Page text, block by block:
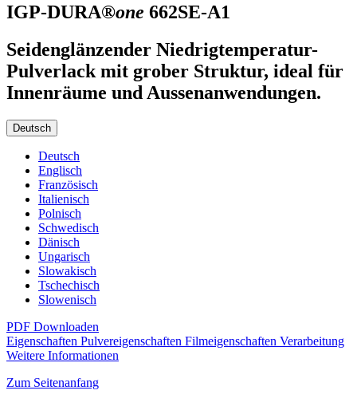
IGP-DURA®one 662SE-A1
Seidenglänzender Niedrigtemperatur-
Pulverlack mit grober Struktur, ideal für
Innenräume und Aussenanwendungen.
Deutsch
Deutsch
Englisch
Französisch
Italienisch
Polnisch
Schwedisch
Dänisch
Ungarisch
Slowakisch
Tschechisch
Slowenisch
PDF Downloaden
Eigenschaften Pulvereigenschaften Filmeigenschaften Verarbeitung
Weitere Informationen
Zum Seitenanfang